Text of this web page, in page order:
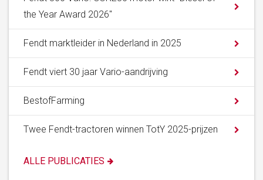
the Year Award 2026"
Fendt marktleider in Nederland in 2025
Fendt viert 30 jaar Vario-aandrijving
BestofFarming
Twee Fendt-tractoren winnen TotY 2025-prijzen
ALLE PUBLICATIES